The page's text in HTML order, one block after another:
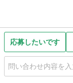
応募したいです